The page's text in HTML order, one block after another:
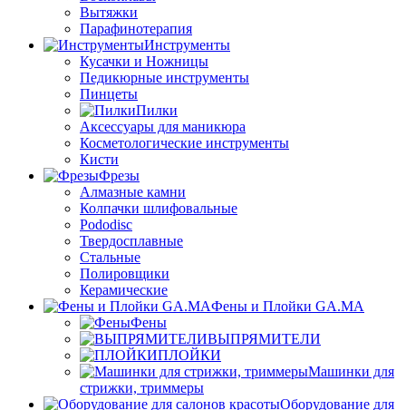
Вытяжки
Парафинотерапия
Инструменты
Кусачки и Ножницы
Педикюрные инструменты
Пинцеты
Пилки
Аксессуары для маникюра
Косметологические инструменты
Кисти
Фрезы
Алмазные камни
Колпачки шлифовальные
Pododisc
Твердосплавные
Стальные
Полировщики
Керамические
Фены и Плойки GA.MA
Фены
ВЫПРЯМИТЕЛИ
ПЛОЙКИ
Машинки для
стрижки, триммеры
Оборудование для